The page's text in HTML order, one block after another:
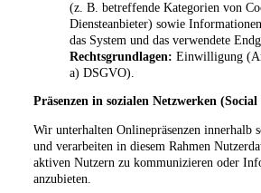
(z. B. betreffende Kategorien von
Diensteanbieter) sowie
das System und das verwendete
Rechtsgrundlagen: Einwilligung
a) DSGVO).
Präsenzen in sozialen Netzwerken
Wir unterhalten Onlinepräsenzen innerhalb
und verarbeiten in diesem Rahmen
aktiven Nutzern zu kommunizieren oder
anzubieten.